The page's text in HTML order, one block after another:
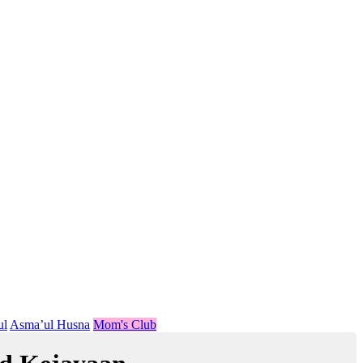
Asma’ul Husna Mom's Club